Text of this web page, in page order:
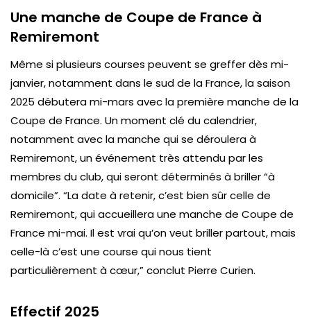
Une manche de Coupe de France à
Remiremont
Même si plusieurs courses peuvent se greffer dès mi-
janvier, notamment dans le sud de la France, la saison
2025 débutera mi-mars avec la première manche de la
Coupe de France. Un moment clé du calendrier,
notamment avec la manche qui se déroulera à
Remiremont, un événement très attendu par les
membres du club, qui seront déterminés à briller “à
domicile”. “La date à retenir, c’est bien sûr celle de
Remiremont, qui accueillera une manche de Coupe de
France mi-mai. Il est vrai qu’on veut briller partout, mais
celle-là c’est une course qui nous tient
particulièrement à cœur,”conclut Pierre Curien.
Effectif 2025